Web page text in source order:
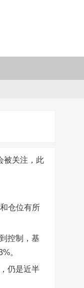
被关注，此
仓位有所
控制，基
。
仍是近半